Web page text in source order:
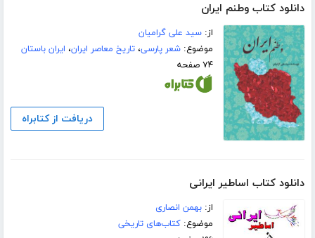
دانلود کتاب وطنم ایران
از:سید علی گرامیان
موضوع:شعر پارسی،تاریخ معاصر ایران، ایران باستان
۷۴ صفحه
دریافت از کتابراه
دانلود کتاب اساطیر ایرانی
از:بهمن انصاری
موضوع:کتاب‌های تاریخی